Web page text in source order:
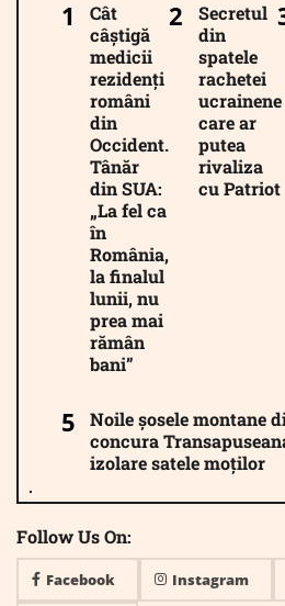
Cât
câștigă
medicii
rezidenți
români
din
Occident.
Tânăr
din SUA:
„La fel ca
în
România,
la finalul
lunii, nu
prea mai
rămân
bani”
Secretul
din
spatele
rachetei
ucrainene
care ar
putea
rivaliza
cu Patriot
Noile șosele montane
concura
izolare satele moților
Follow Us On:
Facebook Instagram